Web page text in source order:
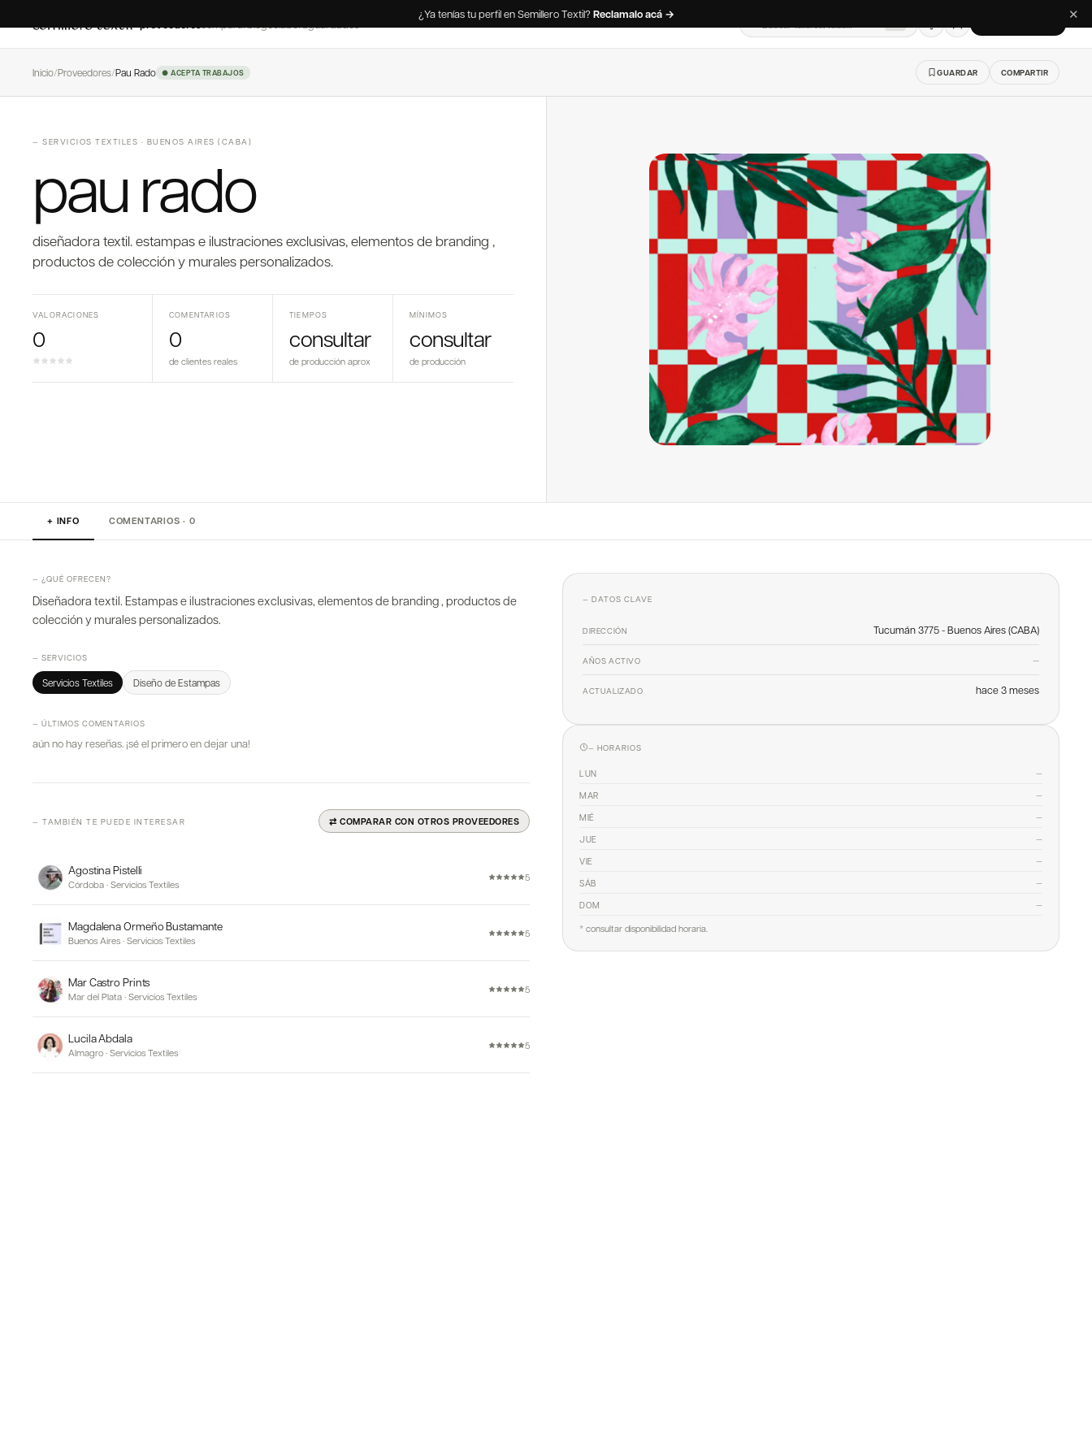
¿Ya tenías tu perfil en Semillero Textil? Reclamalo acá → ✕
Inicio/Proveedores/Pau Rado ● ACEPTA TRABAJOS GUARDAR COMPARTIR
— SERVICIOS TEXTILES · BUENOS AIRES (CABA)
pau rado
diseñadora textil. estampas e ilustraciones exclusivas, elementos de branding ,
productos de colección y murales personalizados.
VALORACIONES
0
COMENTARIOS
0
de clientes reales
TIEMPOS
consultar
de producción aprox
MÍNIMOS
consultar
de producción
+ INFO COMENTARIOS · 0
— ¿QUÉ OFRECEN?
Diseñadora textil. Estampas e ilustraciones exclusivas, elementos de branding , productos de
colección y murales personalizados.
— SERVICIOS
Servicios Textiles Diseño de Estampas
— ÚLTIMOS COMENTARIOS
aún no hay reseñas. ¡sé el primero en dejar una!
— TAMBIÉN TE PUEDE INTERESAR ⇄ COMPARAR CON OTROS PROVEEDORES
Agostina Pistelli
Córdoba · Servicios Textiles
5
Magdalena Ormeño Bustamante
Buenos Aires · Servicios Textiles
5
Mar Castro Prints
Mar del Plata · Servicios Textiles
5
Lucila Abdala
Almagro · Servicios Textiles
5
— DATOS CLAVE
DIRECCIÓN Tucumán 3775 - Buenos Aires (CABA)
AÑOS ACTIVO —
ACTUALIZADO hace 3 meses
— HORARIOS
LUN —
MAR —
MIÉ —
JUE —
VIE —
SÁB —
DOM —
* consultar disponibilidad horaria.